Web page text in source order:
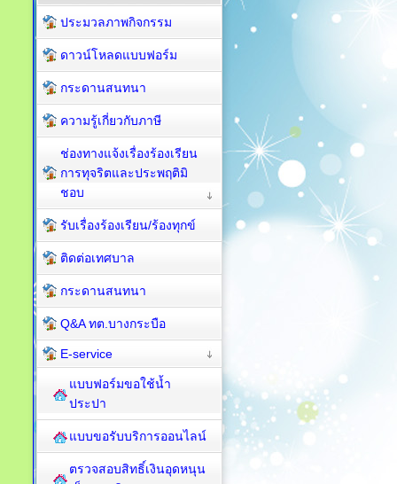
ประมวลภาพกิจกรรม
ดาวน์โหลดแบบฟอร์ม
กระดานสนทนา
ความรู้เกี่ยวกับภาษี
ช่องทางแจ้งเรื่องร้องเรียน
การทุจริตและประพฤติมิ
ชอบ
รับเรื่องร้องเรียน/ร้องทุกข์
ติดต่อเทศบาล
กระดานสนทนา
Q&A ทต.บางกระบือ
E-service
แบบฟอร์มขอใช้น้ำ
ประปา
แบบขอรับบริการออนไลน์
ตรวจสอบสิทธิ์เงินอุดหนุน